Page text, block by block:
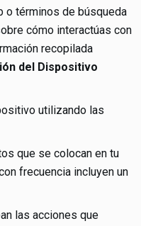
o términos de búsqueda
cómo interactúas con
recopilada
del Dispositivo
utilizando las
que se colocan en tu
frecuencia incluyen un
las acciones que